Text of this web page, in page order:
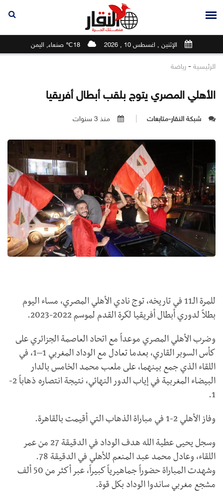
الإثنين , اغسطس 10 , 2026 18℃ صنعاء, اليمن
الرئيسية - رياضة
الأهلي المصري يتوج بلقب أبطال أفريقيا
شبكة النقار-متابعات منذ 3 سنوات
للمرة الـ11 في تاريخه، توج نادي الأهلي المصري، مساء اليوم
بطلاً لدوري أبطال أفريقيا لكرة القدم لموسم 2022-2023.
وضرب الأهلي المصري موعداً مع اتحاد العاصمة الجزائري على
كأس السوبر القاري، بعدما تعادل مع الوداد المغربي 1–1، في
اللقاء الذي جمع بينهما، على ملعب محمد الخامس بالدار
البيضاء المغربية في إياب الدور النهائي، نتيجة انتصاره ذهاباً 2-
1.
وفاز الأهلي 2-1 في مباراة الذهاب التي أقيمت بالقاهرة.
وسجل يحيى عطية الله هدف الوداد في الدقيقة 27 من عمر
اللقاء، وعادل محمد عبد المنعم للأهلي في الدقيقة 78.
وشهدت المباراة حضوراً جماهيرياً كبيراً، عبر أكثر من 50 ألف
مشجع مغربي ساندوا الوداد بكل قوة.